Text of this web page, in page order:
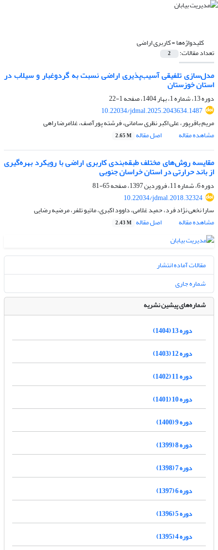
کلیدواژه‌ها =کاربری اراضی
تعداد مقالات: 2
مدل‌سازی تلفیقی آسیب‌پذیری اراضی نسبت به گردوغبار و سیلاب در
استان خوزستان
دوره 13، شماره 1، بهار 1404، صفحه
1-22
10.22034/jdmal.2025.2043634.1487
مریم باقرپور، علی اکبر نظری سامانی، فرشته پورآصف، غلامرضا راهی
مشاهده مقاله
اصل مقاله 2.65 M
مقایسه روش‌های مختلف طبقه‌بندی کاربری اراضی با رویکرد بهره‌گیری
از باند حرارتی در استان خراسان جنوبی
دوره 6، شماره 11، فروردین 1397، صفحه
65-81
10.22034/jdmal.2018.32324
سارا نخعی نژاد فرد، حمید غلامی، داوود اکبری، ماتیو تلفر، مرضیه رضایی
مشاهده مقاله
اصل مقاله 2.43 M
مقالات آماده انتشار
شماره جاری
شماره‌های پیشین نشریه
دوره 13 (1404)
دوره 12 (1403)
دوره 11 (1402)
دوره 10 (1401)
دوره 9 (1400)
دوره 8 (1399)
دوره 7 (1398)
دوره 6 (1397)
دوره 5 (1396)
دوره 4 (1395)